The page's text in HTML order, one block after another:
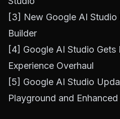
[3] New Google AI Studio
Builder
[4] Google AI Studio
Experience Overhaul
[5] Google AI Studio
Playground and